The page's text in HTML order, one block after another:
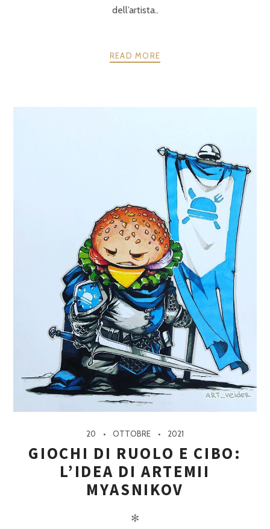
dell’artista..
READ MORE
20 OTTOBRE 2021
GIOCHI DI RUOLO E CIBO:
L’IDEA DI ARTEMII
MYASNIKOV
✻